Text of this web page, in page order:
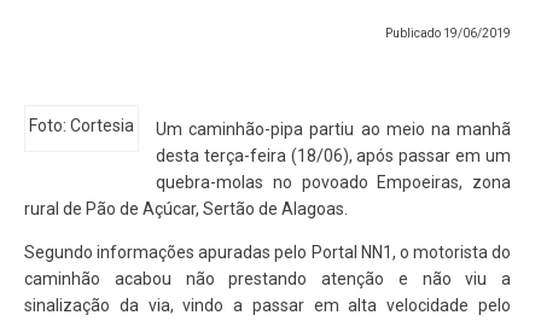
Publicado 19/06/2019
Foto: Cortesia
Um caminhão-pipa partiu ao meio na manhã
desta terça-feira (18/06), após passar em um
quebra-molas no povoado Empoeiras, zona
rural de Pão de Açúcar, Sertão de Alagoas.
Segundo informações apuradas pelo Portal NN1, o motorista do
caminhão acabou não prestando atenção e não viu a
sinalização da via, vindo a passar em alta velocidade pelo